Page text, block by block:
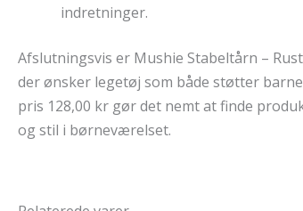
indretninger.
Afslutningsvis er Mushie Stabeltårn –
der ønsker legetøj som både støtter
pris 128,00 kr gør det nemt at finde
og stil i børneværelset.